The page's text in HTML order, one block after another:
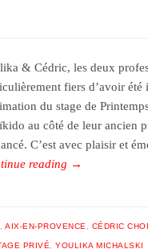
& Cédric, les deux
fiers d’avoir été
du stage de
au côté de leur ancien
C’est avec plaisir et
reading →
,AIX-EN-PROVENCE, CÉDRIC
PRIVÉ,YOULIKA MICHALSKI